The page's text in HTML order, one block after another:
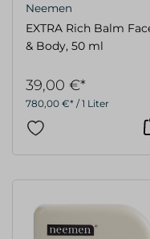
Neemen
EXTRA Rich Balm
& Body, 50 ml
780,00 €* / 1 Liter
39,00 €*